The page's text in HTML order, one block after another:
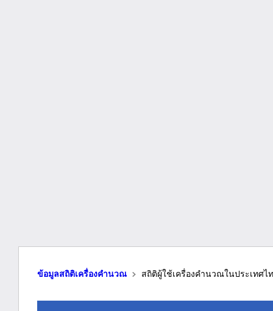
ข้อมูลสถิติเครื่องคำนวณ สถิติผู้ใช้เครื่องคำนวณในประเทศไ